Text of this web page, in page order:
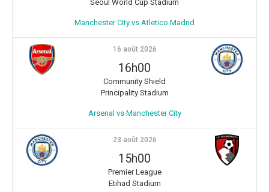
Seoul World Cup Stadium
Manchester City vs Atletico Madrid
16 août 2026
16h00
Community Shield
Principality Stadium
Arsenal vs Manchester City
23 août 2026
15h00
Premier League
Etihad Stadium